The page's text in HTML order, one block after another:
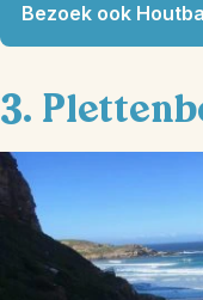
Bezoek ook
3.